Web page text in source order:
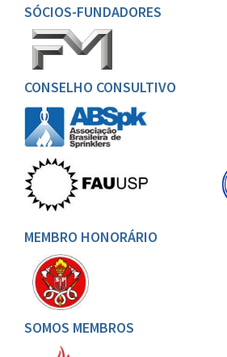
SÓCIOS-FUNDADORES
CONSELHO CONSULTIVO
MEMBRO HONORÁRIO
SOMOS MEMBROS